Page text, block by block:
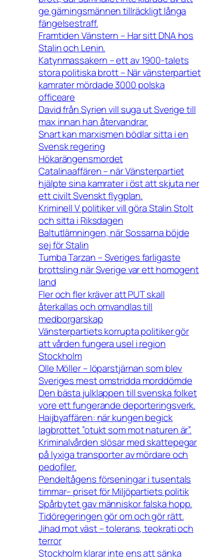
ge gärningsmännen tillräckligt långa
fängelsestraff.
Framtiden Vänstern – Har sitt DNA hos
Stalin och Lenin.
Katynmassakern – ett av 1900-talets
stora politiska brott – När vänsterpartiet
kamrater mördade 3000 polska
officeare
David från Syrien vill suga ut Sverige till
max innan han återvandrar.
Snart kan marxismen bödlar sitta i en
Svensk regering
Hökarängensmordet
Catalinaaffären – när Vänsterpartiet
hjälpte sina kamrater i öst att skjuta ner
ett civilt Svenskt flygplan.
Kriminell V politiker vill göra Stalin Stolt
och sitta i Riksdagen
Baltutlämningen, när Sossarna böjde
sej för Stalin
Tumba Tarzan – Sveriges farligaste
brottsling när Sverige var ett homogent
land
Fler och fler kräver att PUT skall
återkallas och omvandlas till
medborgarskap
Vänsterpartiets korrupta politiker gör
att vården fungera usel i region
Stockholm
Olle Möller – löparstjärnan som blev
Sveriges mest omstridda morddömde
Den bästa julklappen till svenska folket
vore ett fungerande deporteringsverk.
Haijbyaffären: när kungen begick
lagbrottet ”otukt som mot naturen är”.
Kriminalvården slösar med skattepegar
på lyxiga transporter av mördare och
pedofiler.
Pendeltågens förseningar i tusentals
timmar– priset för Miljöpartiets politik
Spårbytet gav människor falska hopp.
Tidöregeringen gör om och gör rätt.
Jihad mot väst – tolerans, teokrati och
terror
Stockholm klarar inte ens att sänka